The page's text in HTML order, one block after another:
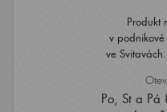
Produkt
v
ve
Po, St a Pá